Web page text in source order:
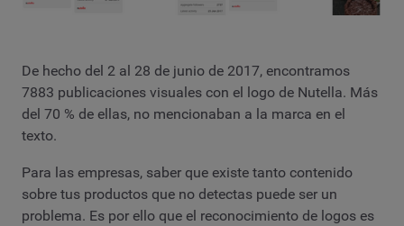
De hecho del 2 al 28 de junio de 2017, encontramos
7883 publicaciones visuales con el logo de Nutella. Más
del 70 % de ellas, no mencionaban a la marca en el
texto.
Para las empresas, saber que existe tanto contenido
sobre tus productos que no detectas puede ser un
problema. Es por ello que el reconocimiento de logos es